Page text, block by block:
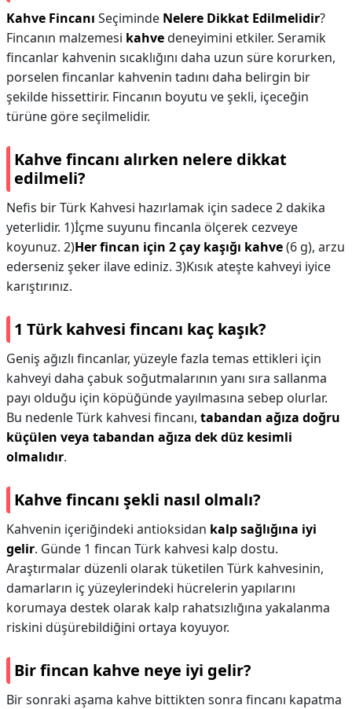
Kahve Fincanı Seçiminde Nelere Dikkat Edilmelidir?
Fincanın malzemesi kahvedeneyimini etkiler. Seramik
fincanlar kahvenin sıcaklığını daha uzun süre korurken,
porselen fincanlar kahvenin tadını daha belirgin bir
şekilde hissettirir. Fincanın boyutu ve şekli, içeceğin
türüne göre seçilmelidir.
Kahve fincanı alırken nelere dikkat
edilmeli?
Nefis bir Türk Kahvesi hazırlamak için sadece 2 dakika
yeterlidir. 1)İçme suyunu fincanla ölçerek cezveye
koyunuz. 2)Her fincan için 2 çay kaşığı kahve(6 g), arzu
ederseniz şeker ilave ediniz. 3)Kısık ateşte kahveyi iyice
karıştırınız.
1 Türk kahvesi fincanı kaç kaşık?
Geniş ağızlı fincanlar, yüzeyle fazla temas ettikleri için
kahveyi daha çabuk soğutmalarının yanı sıra sallanma
payı olduğu için köpüğünde yayılmasına sebep olurlar.
Bu nedenle Türk kahvesi fincanı, tabandan ağıza doğru
küçülen veya tabandan ağıza dek düz kesimli
olmalıdır.
Kahve fincanı şekli nasıl olmalı?
Kahvenin içeriğindeki antioksidan kalp sağlığına iyi
gelir. Günde 1 fincan Türk kahvesi kalp dostu.
Araştırmalar düzenli olarak tüketilen Türk kahvesinin,
damarların iç yüzeylerindeki hücrelerin yapılarını
korumaya destek olarak kalp rahatsızlığına yakalanma
riskini düşürebildiğini ortaya koyuyor.
Bir fincan kahve neye iyi gelir?
Bir sonraki aşama kahve bittikten sonra fincanı kapatma